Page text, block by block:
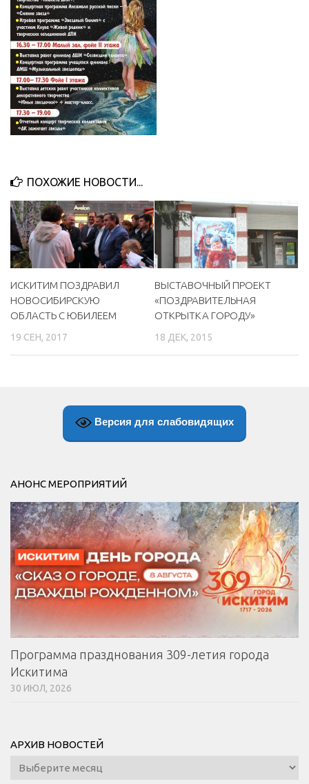
МБУ Дом культуры «Молодость»
МБУ Дом культуры «Октябрь»
МБОУ ДО «Детская школа искусств»
МБОУ ДО «Детская музыкальная школа»
МБУК «Искитимский городской историко-художественный
музей»
Афиша
Независимая оценка качества
Контакты
ПОХОЖИЕ НОВОСТИ...
ИСКИТИМ ПОЗДРАВИЛ
НОВОСИБИРСКУЮ
ОБЛАСТЬ С ЮБИЛЕЕМ
19 СЕН, 2017
ВЫСТАВОЧНЫЙ ПРОЕКТ
«ПОЗДРАВИТЕЛЬНАЯ
ОТКРЫТКА ГОРОДУ»
18 ДЕК, 2015
Версия для слабовидящих
АНОНС МЕРОПРИЯТИЙ
Программа празднования 309-летия города
Искитима
30 ИЮЛ, 2026
АРХИВ НОВОСТЕЙ
Архив
новостей